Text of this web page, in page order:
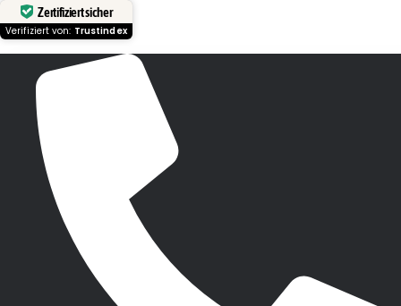
Zertifiziert sicher
Verifiziert von: Trustindex